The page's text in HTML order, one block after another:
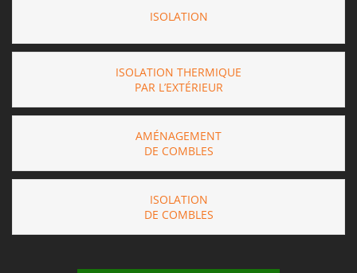
ISOLATION
ISOLATION THERMIQUE
PAR L’EXTÉRIEUR
AMÉNAGEMENT
DE COMBLES
ISOLATION
DE COMBLES